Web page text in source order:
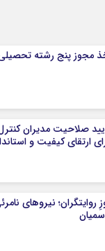
مجوز پنج رشته تحصیلی
صلاحیت مدیران
ارتقای کیفیت و
روایتگران؛ نیروهای